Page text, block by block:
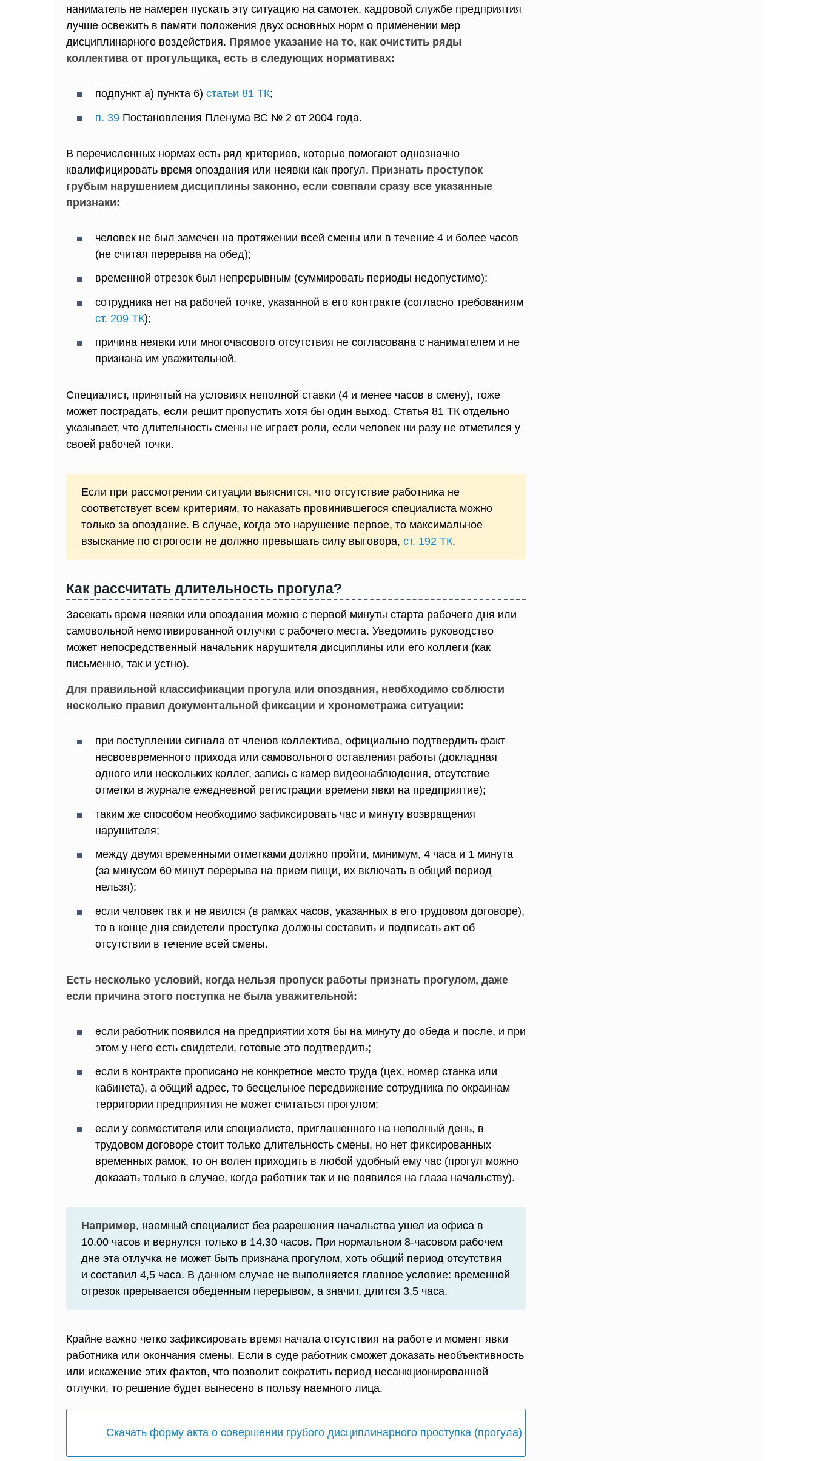
наниматель не намерен пускать эту ситуацию на самотек, кадровой службе предприятия
лучше освежить в памяти положения двух основных норм о применении мер
дисциплинарного воздействия. Прямое указание на то, как очистить ряды
коллектива от прогульщика, есть в следующих нормативах:
подпункт а) пункта 6) статьи 81 ТК;
п. 39 Постановления Пленума ВС № 2 от 2004 года.
В перечисленных нормах есть ряд критериев, которые помогают однозначно
квалифицировать время опоздания или неявки как прогул. Признать проступок
грубым нарушением дисциплины законно, если совпали сразу все указанные
признаки:
человек не был замечен на протяжении всей смены или в течение 4 и более часов
(не считая перерыва на обед);
временной отрезок был непрерывным (суммировать периоды недопустимо);
сотрудника нет на рабочей точке, указанной в его контракте (согласно требованиям
ст. 209 ТК);
причина неявки или многочасового отсутствия не согласована с нанимателем и не
признана им уважительной.
Специалист, принятый на условиях неполной ставки (4 и менее часов в смену), тоже
может пострадать, если решит пропустить хотя бы один выход. Статья 81 ТК отдельно
указывает, что длительность смены не играет роли, если человек ни разу не отметился у
своей рабочей точки.
Если при рассмотрении ситуации выяснится, что отсутствие работника не
соответствует всем критериям, то наказать провинившегося специалиста можно
только за опоздание. В случае, когда это нарушение первое, то максимальное
взыскание по строгости не должно превышать силу выговора, ст. 192 ТК.
Как рассчитать длительность прогула?
Засекать время неявки или опоздания можно с первой минуты старта рабочего дня или
самовольной немотивированной отлучки с рабочего места. Уведомить руководство
может непосредственный начальник нарушителя дисциплины или его коллеги (как
письменно, так и устно).
Для правильной классификации прогула или опоздания, необходимо соблюсти
несколько правил документальной фиксации и хронометража ситуации:
при поступлении сигнала от членов коллектива, официально подтвердить факт
несвоевременного прихода или самовольного оставления работы (докладная
одного или нескольких коллег, запись с камер видеонаблюдения, отсутствие
отметки в журнале ежедневной регистрации времени явки на предприятие);
таким же способом необходимо зафиксировать час и минуту возвращения
нарушителя;
между двумя временными отметками должно пройти, минимум, 4 часа и 1 минута
(за минусом 60 минут перерыва на прием пищи, их включать в общий период
нельзя);
если человек так и не явился (в рамках часов, указанных в его трудовом договоре),
то в конце дня свидетели проступка должны составить и подписать акт об
отсутствии в течение всей смены.
Есть несколько условий, когда нельзя пропуск работы признать прогулом, даже
если причина этого поступка не была уважительной:
если работник появился на предприятии хотя бы на минуту до обеда и после, и при
этом у него есть свидетели, готовые это подтвердить;
если в контракте прописано не конкретное место труда (цех, номер станка или
кабинета), а общий адрес, то бесцельное передвижение сотрудника по окраинам
территории предприятия не может считаться прогулом;
если у совместителя или специалиста, приглашенного на неполный день, в
трудовом договоре стоит только длительность смены, но нет фиксированных
временных рамок, то он волен приходить в любой удобный ему час (прогул можно
доказать только в случае, когда работник так и не появился на глаза начальству).
Например, наемный специалист без разрешения начальства ушел из офиса в
10.00 часов и вернулся только в 14.30 часов. При нормальном 8-часовом рабочем
дне эта отлучка не может быть признана прогулом, хоть общий период отсутствия
и составил 4,5 часа. В данном случае не выполняется главное условие: временной
отрезок прерывается обеденным перерывом, а значит, длится 3,5 часа.
Крайне важно четко зафиксировать время начала отсутствия на работе и момент явки
работника или окончания смены. Если в суде работник сможет доказать необъективность
или искажение этих фактов, что позволит сократить период несанкционированной
отлучки, то решение будет вынесено в пользу наемного лица.
Скачать форму акта о совершении грубого дисциплинарного проступка (прогула)